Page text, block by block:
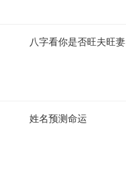
八字看你是否旺夫旺妻
姓名预测命运